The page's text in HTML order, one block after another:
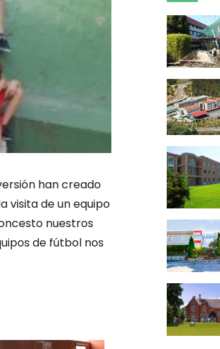
han creado
visita de un equipo
nuestros
de fútbol nos